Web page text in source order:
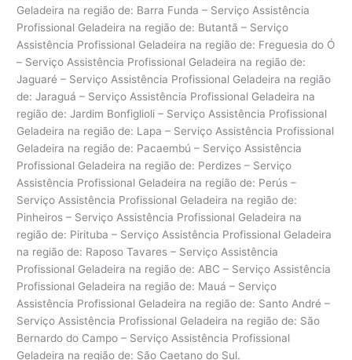
Geladeira na região de: Barra Funda – Serviço Assistência
Profissional Geladeira na região de: Butantã – Serviço
Assistência Profissional Geladeira na região de: Freguesia do Ó
– Serviço Assistência Profissional Geladeira na região de:
Jaguaré – Serviço Assistência Profissional Geladeira na região
de: Jaraguá – Serviço Assistência Profissional Geladeira na
região de: Jardim Bonfiglioli – Serviço Assistência Profissional
Geladeira na região de: Lapa – Serviço Assistência Profissional
Geladeira na região de: Pacaembú – Serviço Assistência
Profissional Geladeira na região de: Perdizes – Serviço
Assistência Profissional Geladeira na região de: Perús –
Serviço Assistência Profissional Geladeira na região de:
Pinheiros – Serviço Assistência Profissional Geladeira na
região de: Pirituba – Serviço Assistência Profissional Geladeira
na região de: Raposo Tavares – Serviço Assistência
Profissional Geladeira na região de: ABC – Serviço Assistência
Profissional Geladeira na região de: Mauá – Serviço
Assistência Profissional Geladeira na região de: Santo André –
Serviço Assistência Profissional Geladeira na região de: São
Bernardo do Campo – Serviço Assistência Profissional
Geladeira na região de: São Caetano do Sul.